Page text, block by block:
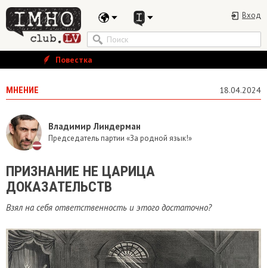
Вход
Повестка
МНЕНИЕ 18.04.2024
Владимир Линдерман
Председатель партии «За родной язык!»
ПРИЗНАНИЕ НЕ ЦАРИЦА
ДОКАЗАТЕЛЬСТВ
Взял на себя ответственность и этого достаточно?